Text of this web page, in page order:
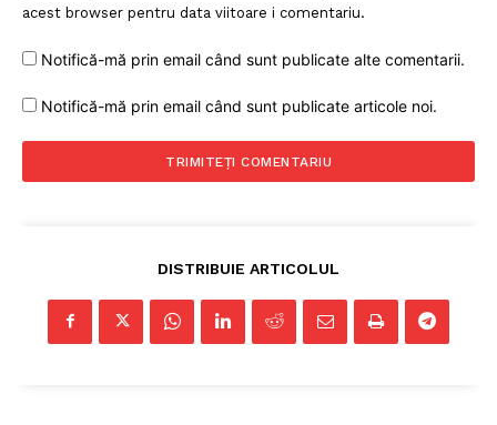
acest browser pentru data viitoare i comentariu.
Notifică-mă prin email când sunt publicate alte comentarii.
Notifică-mă prin email când sunt publicate articole noi.
DISTRIBUIE ARTICOLUL